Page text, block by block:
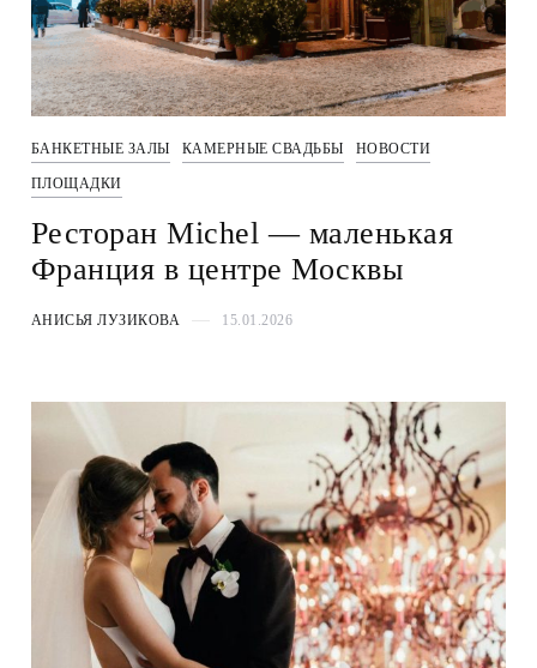
БАНКЕТНЫЕ ЗАЛЫ КАМЕРНЫЕ СВАДЬБЫ НОВОСТИ
ПЛОЩАДКИ
Ресторан Michel — маленькая
Франция в центре Москвы
АНИСЬЯ ЛУЗИКОВА 15.01.2026